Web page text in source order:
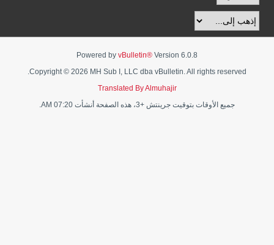
Powered by vBulletin® Version 6.0.8
Copyright © 2026 MH Sub I, LLC dba vBulletin. All rights reserved.
Translated By Almuhajir
جميع الأوقات بتوقيت جرينتش +3، هذه الصفحة أنشأت 07:20 AM.